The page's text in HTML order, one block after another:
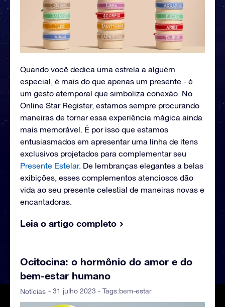
Quando você dedica uma estrela a alguém
especial, é mais do que apenas um presente - é
um gesto atemporal que simboliza conexão. No
Online Star Register, estamos sempre procurando
maneiras de tornar essa experiência mágica ainda
mais memorável. É por isso que estamos
entusiasmados em apresentar uma linha de itens
exclusivos projetados para complementar seu
Presente Estelar. De lembranças elegantes a belas
exibições, esses complementos atenciosos dão
vida ao seu presente celestial de maneiras novas e
encantadoras.
Leia o artigo completo
Ocitocina: o hormônio do amor e do
bem-estar humano
Notícias - 31 julho 2023 - Tags:bem-estar